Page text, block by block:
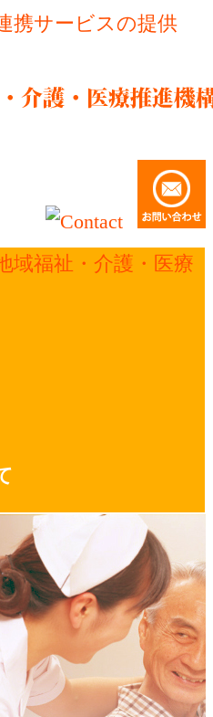
携サービスの提供
域福祉・介護・医療
橋地域福
推進機構
連携サービスの